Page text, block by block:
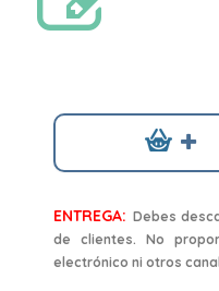
ENTREGA: Debes
de clientes. No
electrónico ni otros